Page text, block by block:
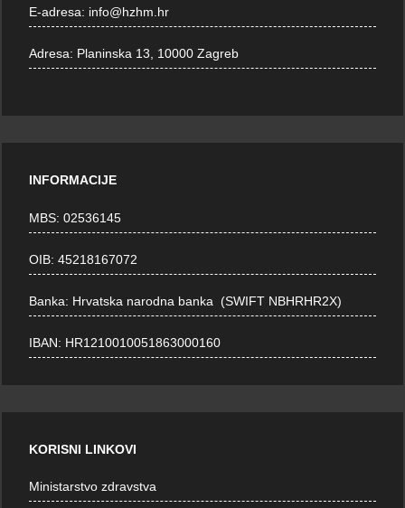
E-adresa: info@hzhm.hr
Adresa: Planinska 13, 10000 Zagreb
INFORMACIJE
MBS: 02536145
OIB: 45218167072
Banka: Hrvatska narodna banka (SWIFT NBHRHR2X)
IBAN: HR1210010051863000160
KORISNI LINKOVI
Ministarstvo zdravstva